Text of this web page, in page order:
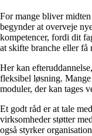
For mange bliver
begynder at overveje
kompetencer, fordi dit
at skifte branche eller få
Her kan
fleksibel løsning.
moduler, der kan tages
Et godt råd er at tale
virksomheder støtter
også styrker